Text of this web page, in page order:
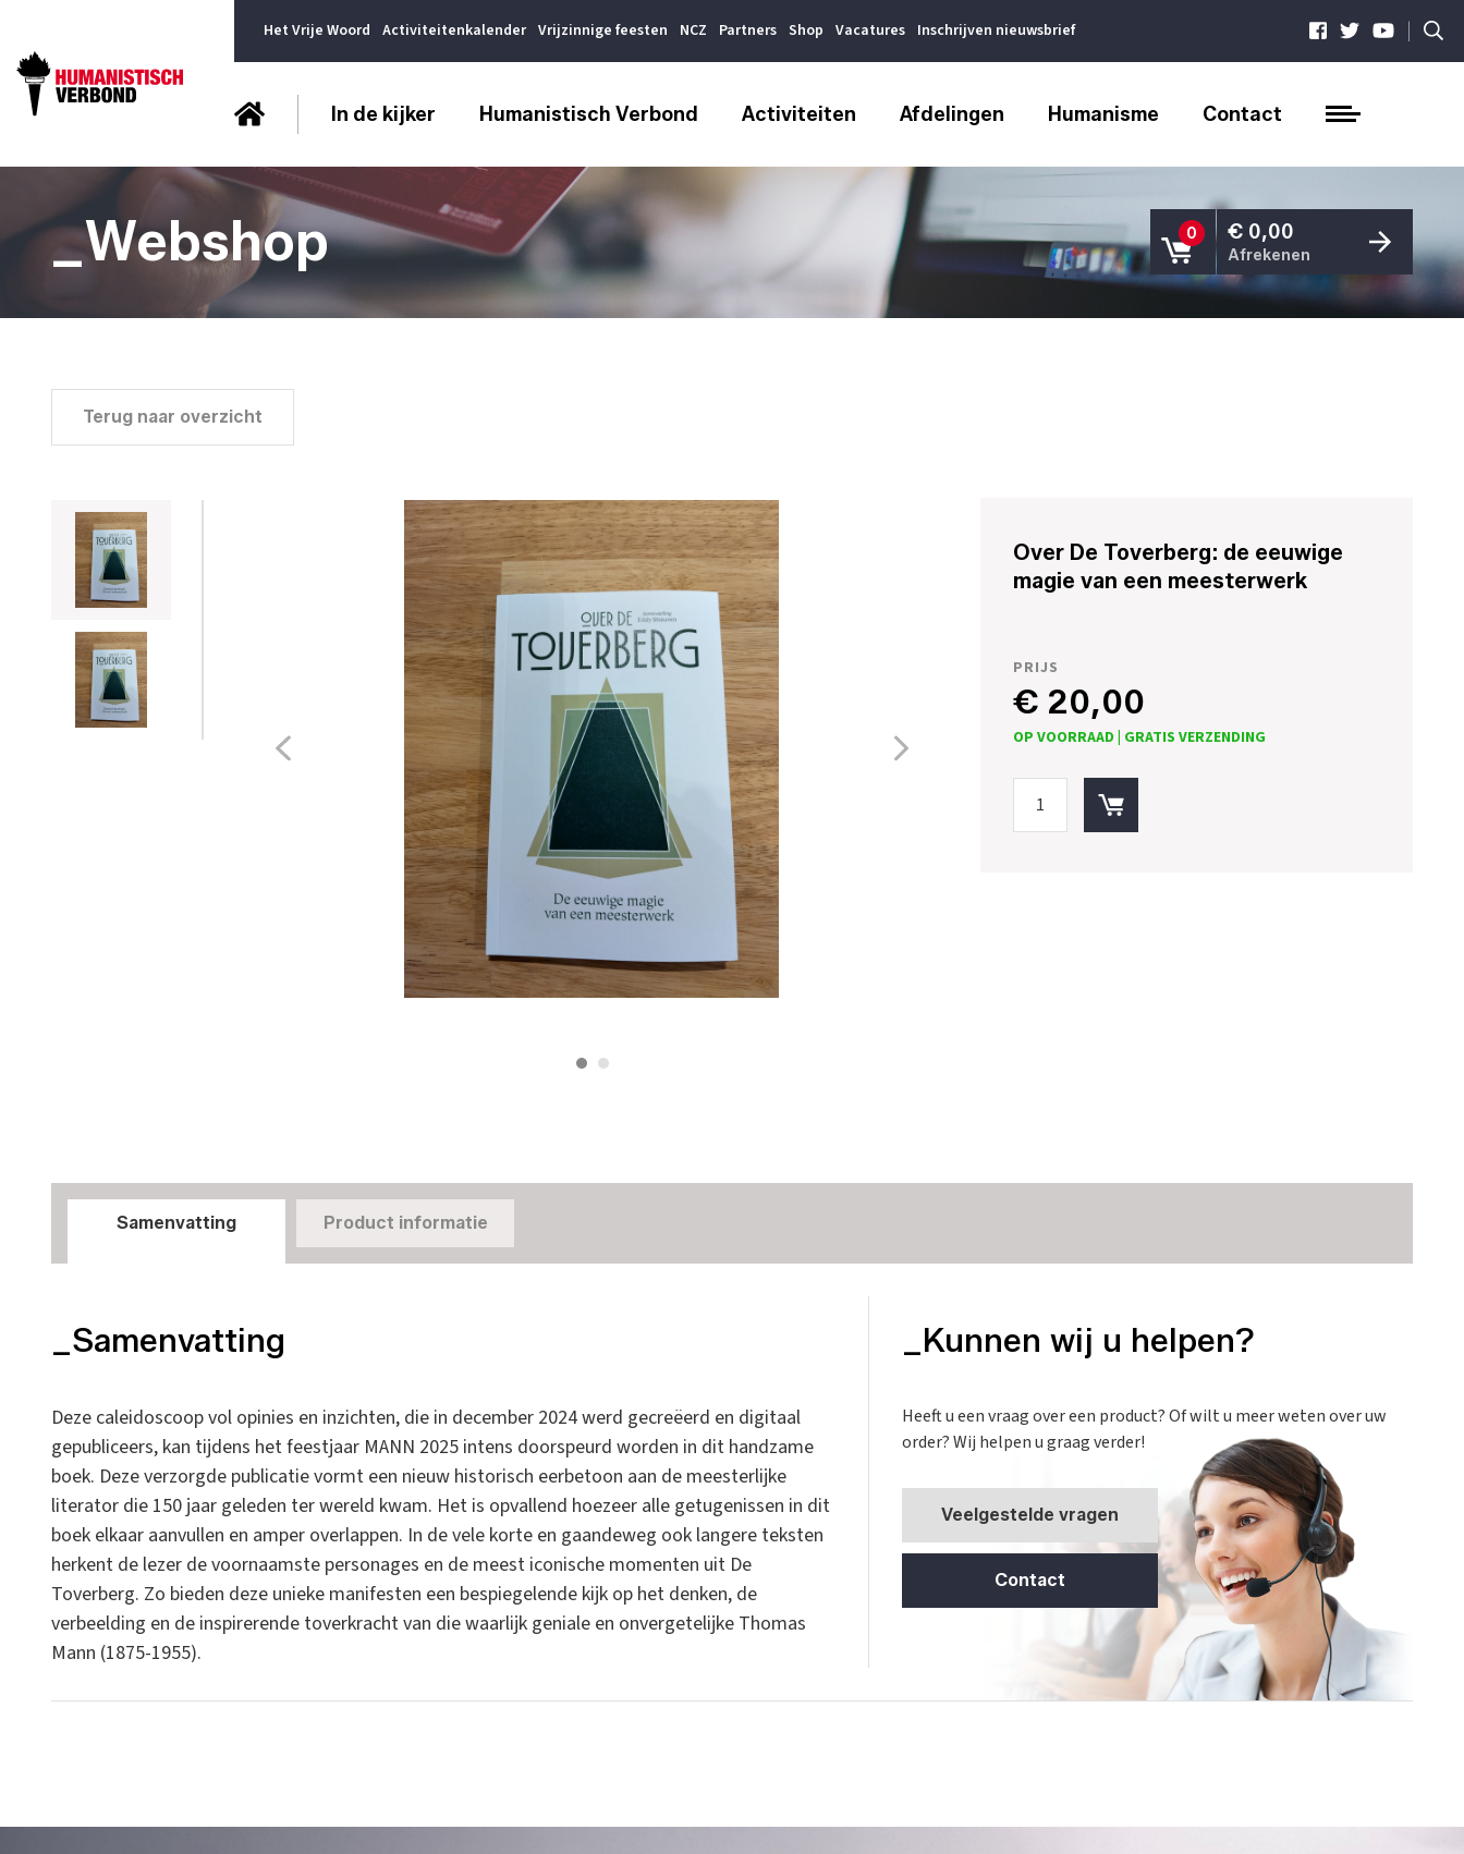
Het Vrije Woord Activiteitenkalender Vrijzinnige feesten NCZ Partners Shop Vacatures Inschrijven nieuwsbrief |
In de kijker Humanistisch Verbond Activiteiten Afdelingen Humanisme Contact
_Webshop 0 € 0,00
Afrekenen
Terug naar overzicht
Over De Toverberg: de eeuwige
magie van een meesterwerk
PRIJS
€ 20,00
OP VOORRAAD | GRATIS VERZENDING
Samenvatting Product informatie
_Samenvatting
Deze caleidoscoop vol opinies en inzichten, die in december 2024 werd gecreëerd en digitaal
gepubliceers, kan tijdens het feestjaar MANN 2025 intens doorspeurd worden in dit handzame
boek. Deze verzorgde publicatie vormt een nieuw historisch eerbetoon aan de meesterlijke
literator die 150 jaar geleden ter wereld kwam. Het is opvallend hoezeer alle getugenissen in dit
boek elkaar aanvullen en amper overlappen. In de vele korte en gaandeweg ook langere teksten
herkent de lezer de voornaamste personages en de meest iconische momenten uit De
Toverberg. Zo bieden deze unieke manifesten een bespiegelende kijk op het denken, de
verbeelding en de inspirerende toverkracht van die waarlijk geniale en onvergetelijke Thomas
Mann (1875-1955).
_Kunnen wij u helpen?
Heeft u een vraag over een product? Of wilt u meer weten over uw
order? Wij helpen u graag verder!
Veelgestelde vragen
Contact